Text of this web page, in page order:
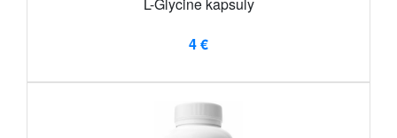
L-Glycine kapsuly
4 €